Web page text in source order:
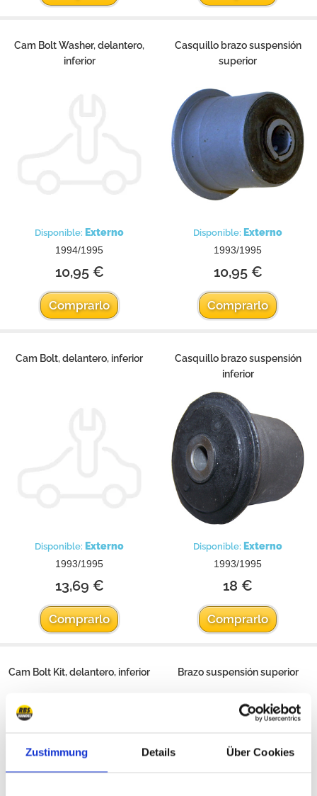
Zustimmung Details Über Cookies
Cam Bolt Washer, delantero,
inferior
Disponible: Externo
1994/1995
10,95 €
Comprarlo
Casquillo brazo suspensión
superior
Disponible: Externo
1993/1995
10,95 €
Comprarlo
Cam Bolt, delantero, inferior
Disponible: Externo
1993/1995
13,69 €
Comprarlo
Casquillo brazo suspensión
inferior
Disponible: Externo
1993/1995
18 €
Comprarlo
Cam Bolt Kit, delantero, inferior Brazo suspensión superior